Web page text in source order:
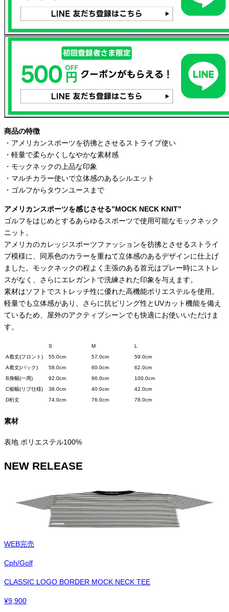
商品の特徴
・アメリカンスポーツを彷彿とさせるストライプ使い
・ 軽量で柔らかくしなやかな素材感
・ モックネックの上品な印象
・ マルチカラー使いで立体感のあるシルエット
・ ゴルフからタウンユースまで
アメリカンスポーツを感じさせる”MOCK NECK KNIT”
ゴルフをはじめとするあらゆるスポーツで使用可能なモックネック
ニット。
アメリカのカレッジスポーツファッションを彷彿とさせるストライ
プ模様に、同系色のカラーを重ねて立体感のあるデザインに仕上げ
ました。モックネックの程よく主張のある首元はプレー時にストレ
スがなく、さらにエレガントで洗練された印象を与えます。
素材はソフトでストレッチ性に優れた高機能ポリエステルを使用。
軽量でも立体感があり、さらに抗ピリング性とUVカット機能を備え
ているため、屋外のアクティブシーンでも快適にお使いいただけま
す。
S M
L
A着丈(フロント) 55.0cm 57.0cm
59.0cm
A着丈(バック) 58.0cm 60.0cm
62.0cm
B身幅(一周) 92.0cm 96.0cm
100.0cm
C裾幅(リブ仕様) 38.0cm 40.0cm
42.0cm
D裄丈 74.0cm 76.0cm 78.0cm
素材
表地 ポリエステル100%
NEW RELEASE
WEB完売
Cph/Golf
CLASSIC LOGO BORDER MOCK NECK TEE
¥9,900